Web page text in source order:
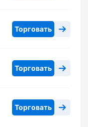
Торговать
Торговать
Торговать